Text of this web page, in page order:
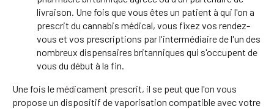
livraison. Une fois que vous êtes un patient à qui l'on a
prescrit du cannabis médical, vous fixez vos rendez-
vous et vos prescriptions par l'intermédiaire de l'un des
nombreux dispensaires britanniques qui s'occupent de
vous du début à la fin.
Une fois le médicament prescrit, il se peut que l'on vous
propose un dispositif de vaporisation compatible avec votre